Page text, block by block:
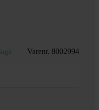
Varenr. 8002994